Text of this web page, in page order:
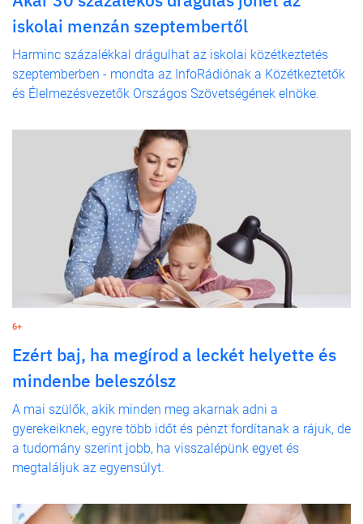
iskolai menzán szeptembertől
Harminc százalékkal drágulhat az iskolai közétkeztetés
szeptemberben - mondta az InfoRádiónak a Közétkeztetők
és Élelmezésvezetők Országos Szövetségének elnöke.
6+
Ezért baj, ha megírod a leckét helyette és
mindenbe beleszólsz
A mai szülők, akik minden meg akarnak adni a
gyerekeiknek, egyre több időt és pénzt fordítanak a rájuk, de
a tudomány szerint jobb, ha visszalépünk egyet és
megtaláljuk az egyensúlyt.